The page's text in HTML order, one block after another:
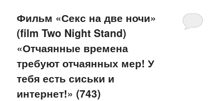
Фильм «Секс на две ночи»
(film Two Night Stand)
«Отчаянные времена
требуют отчаянных мер! У
тебя есть сиськи и
интернет!» (743)